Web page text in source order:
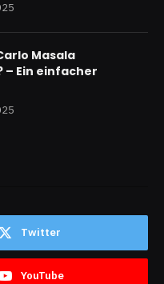
Masala
Ein einfacher
Twitter
YouTube